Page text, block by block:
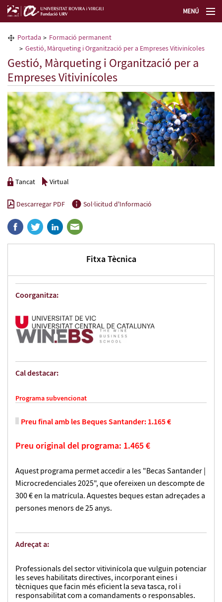
MENÚ
La Fundació URV
Formació permanent
Transferència de tecnologia
Seleccioneu idioma
Portada
Formació permanent
Gestió, Màrqueting i Organització per a Empreses Vitivinícoles
Gestió, Màrqueting i Organització per a
Empreses Vitivinícoles
Tancat Virtual
Descarregar PDF Sol·licitud d'Informació
Fitxa Tècnica
Coorganitza:
Cal destacar:
Programa subvencionat
Preu final amb les Beques Santander: 1.165 €
Preu original del programa: 1.465 €
Aquest programa permet accedir a les "Becas Santander |
Microcredenciales 2025", que ofereixen un descompte de
300 € en la matrícula. Aquestes beques estan adreçades a
persones menors de 25 anys.
Adreçat a:
Professionals del sector vitivinícola que vulguin potenciar
les seves habilitats directives, incorporant eines i
tècniques que facin més eficient la seva tasca, rol i
responsabilitat com a comandaments o responsables.